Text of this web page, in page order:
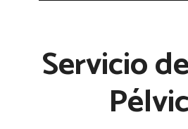
Servicio